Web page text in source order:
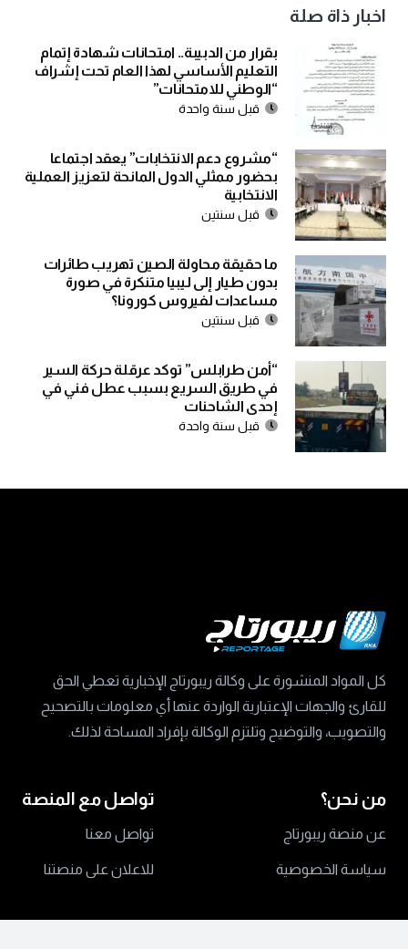
اخبار ذاة صلة
بقرار من الدبيبة.. امتحانات شهادة إتمام
التعليم الأساسي لهذا العام تحت إشراف
“الوطني للامتحانات”
قبل سنة واحدة
“مشروع دعم الانتخابات” يعقد اجتماعا
بحضور ممثلي الدول المانحة لتعزيز العملية
الانتخابية
قبل سنتين
ما حقيقة محاولة الصين تهريب طائرات
بدون طيار إلى ليبيا متنكرة في صورة
مساعدات لفيروس كورونا؟
قبل سنتين
“أمن طرابلس” توكد عرقلة حركة السير
في طريق السريع بسبب عطل فني في
إحدى الشاحنات
قبل سنة واحدة
كل المواد المنشورة على وكالة ريبورتاج الإخبارية تعطي الحق
للقارئ والجهات الإعتبارية الواردة عنها أي معلومات بالتصحيح
والتصويب، والتوضيح وتلتزم الوكالة بإفراد المساحة لذلك.
من نحن؟
عن منصة ريبورتاج
سياسة الخصوصية
تواصل مع المنصة
تواصل معنا
للاعلان على منصتنا